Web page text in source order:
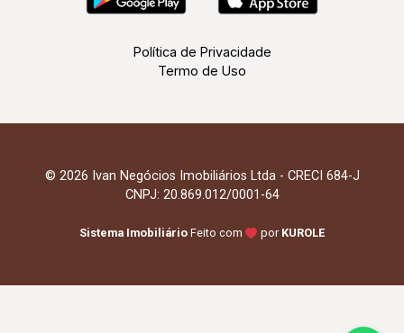
Política de Privacidade
Termo de Uso
© 2026 Ivan Negócios Imobiliários Ltda - CRECI 684-J
CNPJ: 20.869.012/0001-64
Sistema Imobiliário Feito com por KUROLE